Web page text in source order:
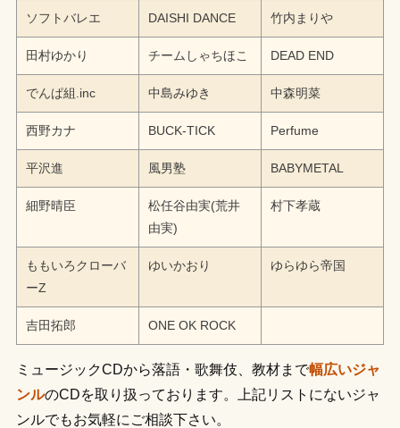
ソフトバレエ DAISHI DANCE 竹内まりや
田村ゆかり チームしゃちほこ DEAD END
でんぱ組.inc 中島みゆき 中森明菜
西野カナ BUCK-TICK Perfume
平沢進 風男塾 BABYMETAL
細野晴臣
松任谷由実(荒井
由実)
村下孝蔵
ももいろクローバ
ーZ
ゆいかおり ゆらゆら帝国
吉田拓郎 ONE OK ROCK
ミュージックCDから落語・歌舞伎、教材まで幅広いジャ
ンルのCDを取り扱っております。上記リストにないジャ
ンルでもお気軽にご相談下さい。